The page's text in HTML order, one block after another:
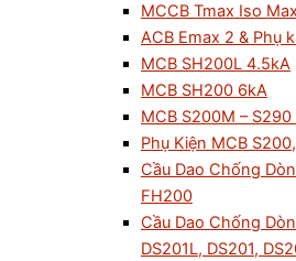
MCCB Tmax Iso
ACB Emax 2 & Phụ
MCB SH200L 4.5kA
MCB SH200 6kA
MCB S200M – S290
Phụ Kiện MCB
Cầu Dao Chống
FH200
Cầu Dao Chống
DS201L, DS201,